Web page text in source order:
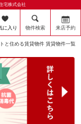
宅株式会社
に入り 物件検索 来店予約
と住める賃貸物件 賃貸物件一覧